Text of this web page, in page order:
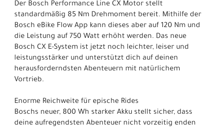
Der Bosch Performance Line CX Motor stellt
standardmäßig 85 Nm Drehmoment bereit. Mithilfe der
Bosch eBike Flow App kann dieses aber auf 120 Nm und
die Leistung auf 750 Watt erhöht werden. Das neue
Bosch CX E-System ist jetzt noch leichter, leiser und
leistungsstärker und unterstützt dich auf deinen
herausforderndsten Abenteuern mit natürlichem
Vortrieb.
Enorme Reichweite für epische Rides
Boschs neuer, 800 Wh starker Akku stellt sicher, dass
deine aufregendsten Abenteuer nicht vorzeitig enden